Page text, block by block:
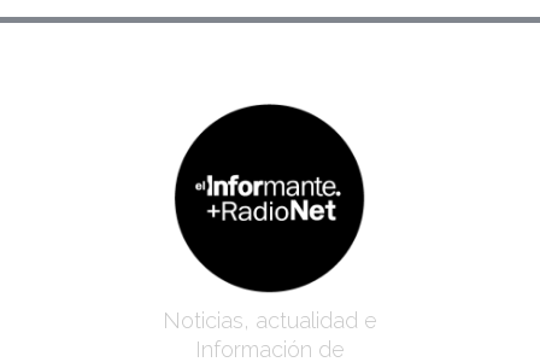
Noticias, actualidad e
Información de